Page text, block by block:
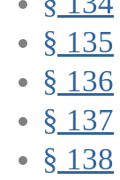
§ 135
§ 136
§ 137
§ 138